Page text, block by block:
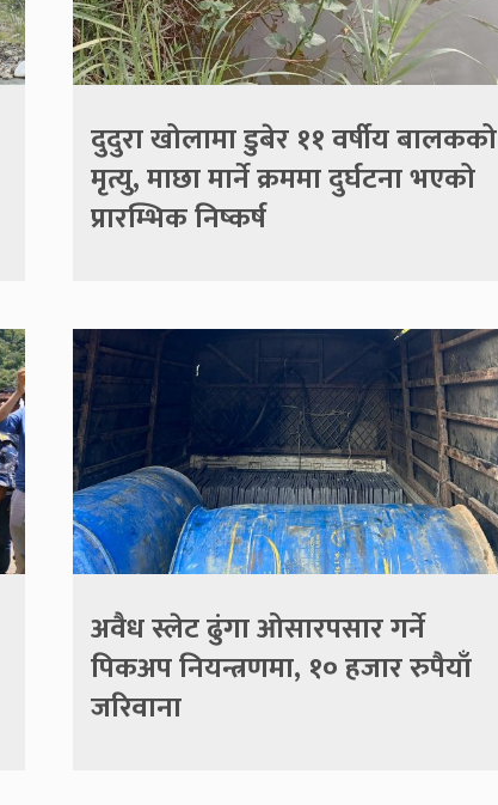
दुदुरा खोलामा डुबेर ११ वर्षीय बालकको
मृत्यु, माछा मार्ने क्रममा दुर्घटना भएको
प्रारम्भिक निष्कर्ष
अवैध स्लेट ढुंगा ओसारपसार गर्ने
पिकअप नियन्त्रणमा, १० हजार रुपैयाँ
जरिवाना